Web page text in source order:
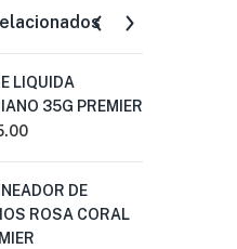
LIQUIDA
35G PREMIER
DE
ROSA CORAL